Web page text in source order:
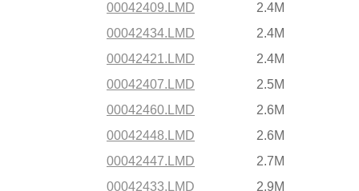
00042409.LMD
2.4M
00042434.LMD
2.4M
00042421.LMD
2.4M
00042407.LMD
2.5M
00042460.LMD
2.6M
00042448.LMD
2.6M
00042447.LMD
2.7M
00042433.LMD
2.9M